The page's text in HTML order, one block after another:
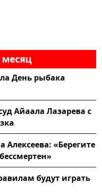
месяц
День рыбака
Айаала Лазарева с
Алексеева: «Берегите
будут играть